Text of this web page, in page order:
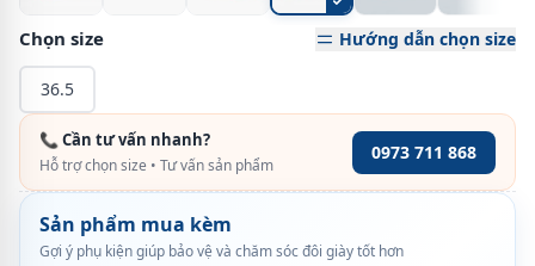
Chọn size Hướng dẫn chọn size
36.5
📞 Cần tư vấn nhanh?
Hỗ trợ chọn size • Tư vấn sản phẩm
0973 711 868
Sản phẩm mua kèm
Gợi ý phụ kiện giúp bảo vệ và chăm sóc đôi giày tốt hơn